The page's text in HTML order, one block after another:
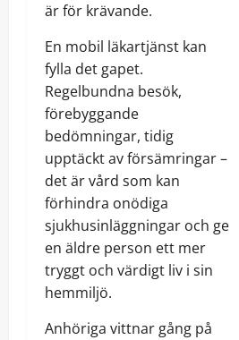
är för krävande.
En mobil läkartjänst kan
fylla det gapet.
Regelbundna besök,
förebyggande
bedömningar, tidig
upptäckt av försämringar –
det är vård som kan
förhindra onödiga
sjukhusinläggningar och ge
en äldre person ett mer
tryggt och värdigt liv i sin
hemmiljö.
Anhöriga vittnar gång på